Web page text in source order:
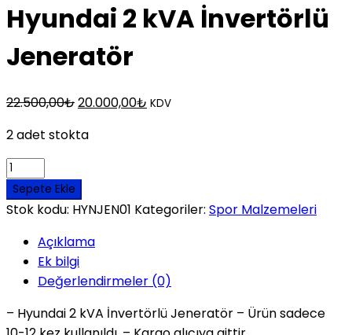
Hyundai 2 kVA İnvertörlü
Jeneratör
22.500,00₺Orijinal
22.500,00₺.
20.000,00₺ Şu
KDV
2 adet stokta
Hyundai
kVA
Jeneratör
adet
Sepete Ekle
Stok kodu: HYNJEN01 Kategoriler: Spor Malzemeleri
Açıklama
Ek bilgi
Değerlendirmeler (0)
– Hyundai 2 kVA İnvertörlü Jeneratör – Ürün sadece